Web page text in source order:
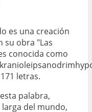
es una creación
su obra "Las
conocida como
letras.
palabra,
del mundo,